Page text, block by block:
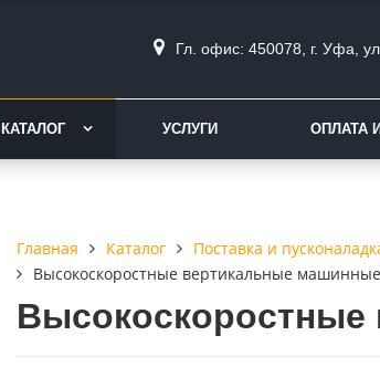
Гл. офис: 450078, г. Уфа,
КАТАЛОГ УСЛУГИ ОПЛАТА
Главная Каталог
Поставка и
Высокоскоростные вертикальные